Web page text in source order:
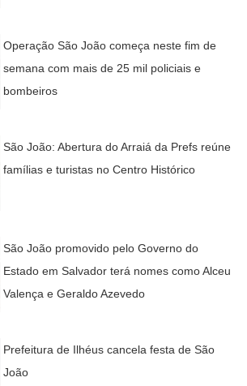
Operação São João começa neste fim de
semana com mais de 25 mil policiais e
bombeiros
São João: Abertura do Arraiá da Prefs reúne
famílias e turistas no Centro Histórico
São João promovido pelo Governo do
Estado em Salvador terá nomes como Alceu
Valença e Geraldo Azevedo
Prefeitura de Ilhéus cancela festa de São
João